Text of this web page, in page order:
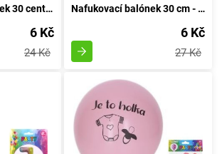
Nafukovací balónek 30 centimetrů - sada 5 kusů, s číslem 20
6 Kč
24 Kč
Nafukovací balónek 30 cm - sada 5 kusů, s číslem 10
6 Kč
27 Kč